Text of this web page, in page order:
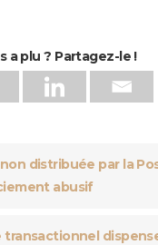
a plu ? Partagez-le !
distribuée par la
abusif